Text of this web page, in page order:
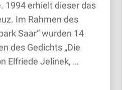
1994 erhielt dieser das
Im Rahmen des
Saar“ wurden 14
des Gedichts „Die
Elfriede Jelinek, …